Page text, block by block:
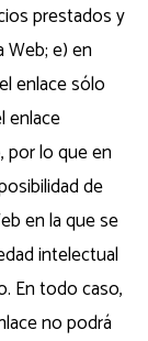
prestados y
e) en
enlace sólo
enlace
por lo que en
de
en la que se
intelectual
En todo caso,
no podrá